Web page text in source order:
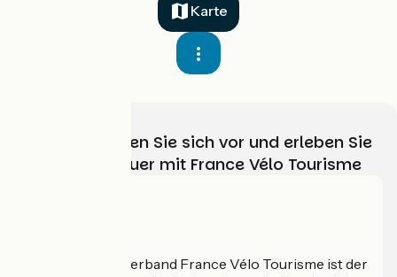
Karte
Wählen, bereiten Sie sich vor und erleben Sie
Ihr Radabenteuer mit France Vélo Tourisme
Der nationale Verband France Vélo Tourisme ist der